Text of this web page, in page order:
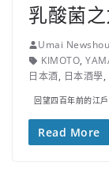
乳酸菌
Umai
KIMOTO,
日本酒, 日本酒學,
回望四百年前的江
Read More